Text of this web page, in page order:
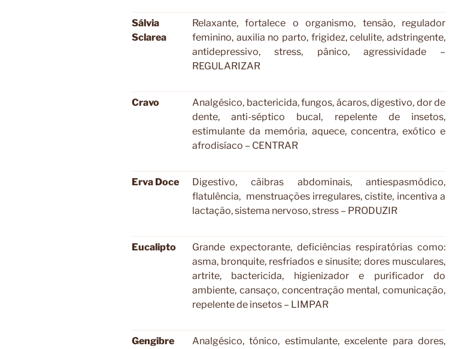
Sálvia
Sclarea
Relaxante, fortalece o organismo, tensão, regulador
feminino, auxilia no parto, frigidez, celulite, adstringente,
antidepressivo, stress, pânico, agressividade –
REGULARIZAR
Cravo
Analgésico, bactericida, fungos, ácaros, digestivo, dor de
dente, anti-séptico bucal, repelente de insetos,
estimulante da memória, aquece, concentra, exótico e
afrodisíaco – CENTRAR
Erva Doce
Digestivo, cãibras abdominais, antiespasmódico,
flatulência, menstruações irregulares, cistite, incentiva a
lactação, sistema nervoso, stress – PRODUZIR
Eucalipto
Grande expectorante, deficiências respiratórias como:
asma, bronquite, resfriados e sinusite; dores musculares,
artrite, bactericida, higienizador e purificador do
ambiente, cansaço, concentração mental, comunicação,
repelente de insetos – LIMPAR
Gengibre
Analgésico, tónico, estimulante, excelente para dores,